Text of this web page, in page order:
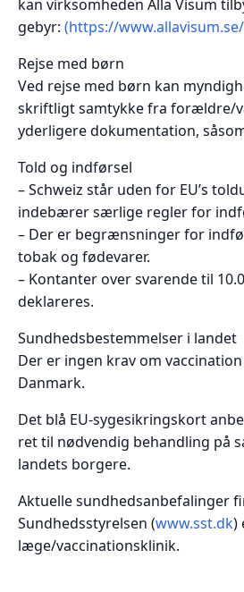
kan virksomheden Alla Visum
gebyr: (https://
Rejse med børn
Ved rejse med børn kan
skriftligt samtykke fra forældre/
yderligere dokumentation,
Told og indførsel
– Schweiz står uden for EU’s
indebærer særlige regler for
– Der er begrænsninger for
tobak og fødevarer.
– Kontanter over svarende til
deklareres.
Sundhedsbestemmelser i landet
Der er ingen krav om
Danmark.
Det blå EU-sygesikringskort
ret til nødvendig behandling på
landets borgere.
Aktuelle sundhedsanbefalinger
Sundhedsstyrelsen (www.sst.dk)
læge/vaccinationsklinik.